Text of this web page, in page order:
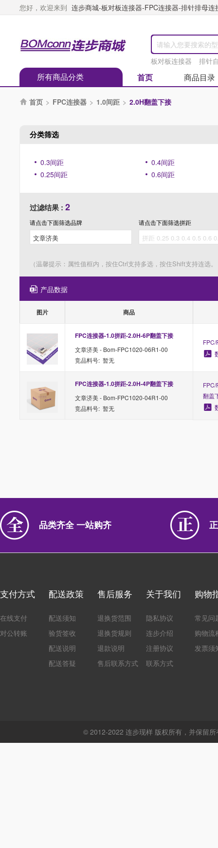
您好，欢迎来到 连步商城-板对板连接器-FPC连接器-排针排母
板对板连接器 排针
所有商品分类 首页 商品目录
 首页 > FPC连接器 > 1.0间距 > 2.0H翻盖下接
分类筛选
0.3间距
0.4间距
0.25间距
0.6间距
过滤结果 : 2
请点击下面筛选品牌 请点击下面筛选拼距
（温馨提示：属性值框内，按住Ctrl支持多选，按住Shift支持连选
产品数据
图片 商品
FPC连接器-1.0拼距-2.0H-6P翻盖下接
文章济美 - Bom-FPC1020-06R1-00
竞品料号: 暂无
FPC连接器-1.0拼距-2.0H-4P翻盖下接
文章济美 - Bom-FPC1020-04R1-00
竞品料号: 暂无
翻盖
品类齐全 一站购齐
支付方式
在线支付
对公转账
配送政策
配送须知
验货签收
配送说明
配送答疑
售后服务
退换货范围
退换货规则
退款说明
售后联系方式
关于我们
隐私协议
连步介绍
注册协议
联系方式
购物
常见问
购物流
发票须
© 2012-2022 连步现样 版权所有，并保留